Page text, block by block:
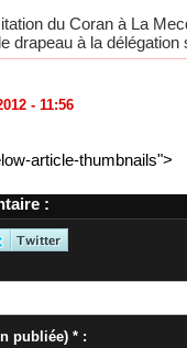
du Coran à La
drapeau à la délégation
- 11:56
article-thumbnails">
:
publiée) * :